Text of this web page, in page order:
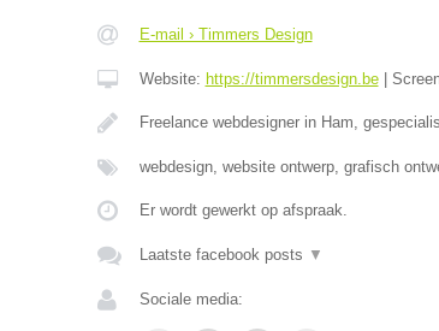
E-mail › Timmers Design
Website: https://timmersdesign.be|
Freelance webdesigner in Ham,
webdesign, website ontwerp, grafisch
Er wordt gewerkt op afspraak.
Laatste facebook posts ▼
Sociale media: